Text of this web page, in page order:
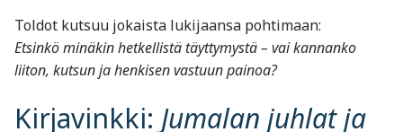
Toldot kutsuu jokaista lukijaansa pohtimaan:
Etsinkö minäkin hetkellistä täyttymystä – vai kannanko
liiton, kutsun ja henkisen vastuun painoa?
Kirjavinkki: Jumalan juhlat ja